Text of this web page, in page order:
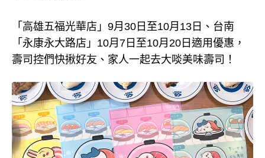
「高雄五福光華店」9月30日至10月13日、台南
「永康永大路店」10月7日至10月20日適用優惠，
壽司控們快揪好友、家人一起去大啖美味壽司！